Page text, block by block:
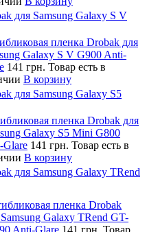
для Samsung Galaxy S V
пленка Drobak для
Galaxy S V G900 Anti-
141 грн. Товар есть в
В корзину
для Samsung Galaxy S5
пленка Drobak для
Galaxy S5 Mini G800
Glare 141 грн. Товар есть в
В корзину
для Samsung Galaxy TRend
пленка Drobak
Galaxy TRend GT-
Anti-Glare 141 грн. Товар